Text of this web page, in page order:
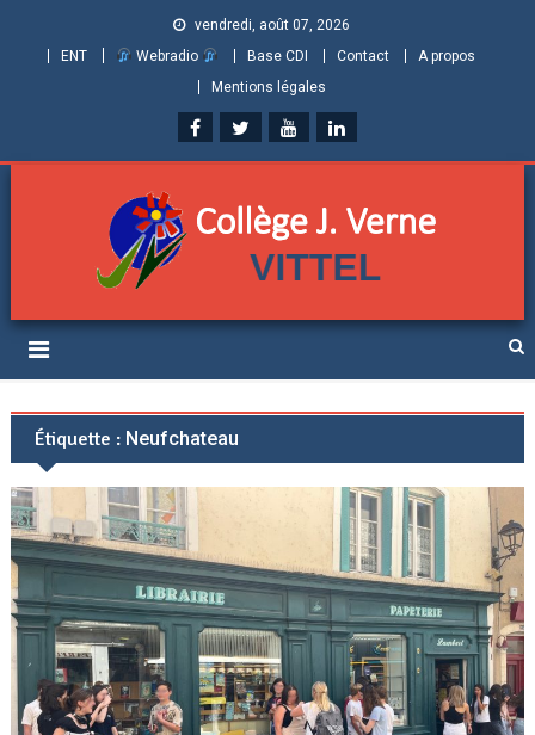
vendredi, août 07, 2026
ENT
Webradio Base CDI Contact
A propos
Mentions légales
Collège Jules Verne de
Vittel (Vosges)
Étiquette : Neufchateau